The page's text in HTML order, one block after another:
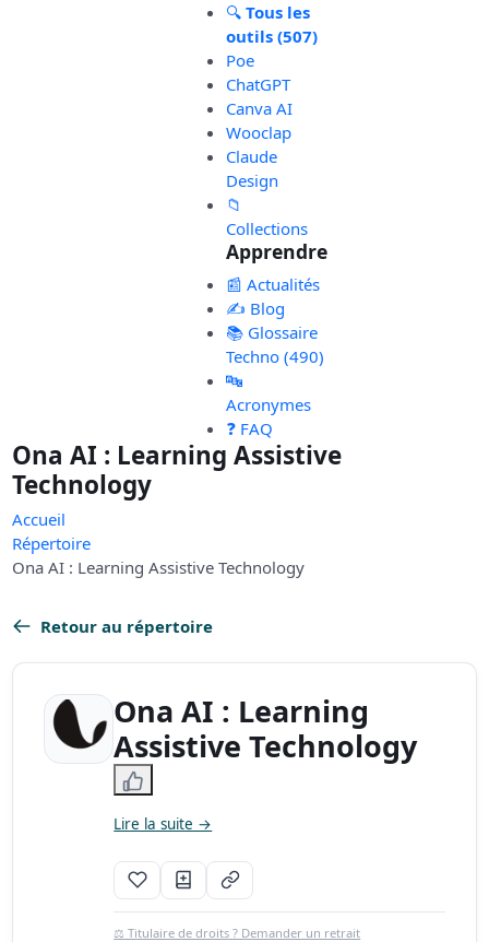
🔍 Tous les
outils (507)
Poe
ChatGPT
Canva AI
Wooclap
Claude
Design
📁
Collections
Apprendre
📰 Actualités
✍️ Blog
📚 Glossaire
Techno (490)
🔤
Acronymes
❓ FAQ
Ona AI : Learning Assistive
Technology
Accueil
Répertoire
Ona AI : Learning Assistive Technology
Retour au répertoire
Ona AI : Learning
Assistive Technology
Lire la suite →
⚖️ Titulaire de droits ? Demander un retrait